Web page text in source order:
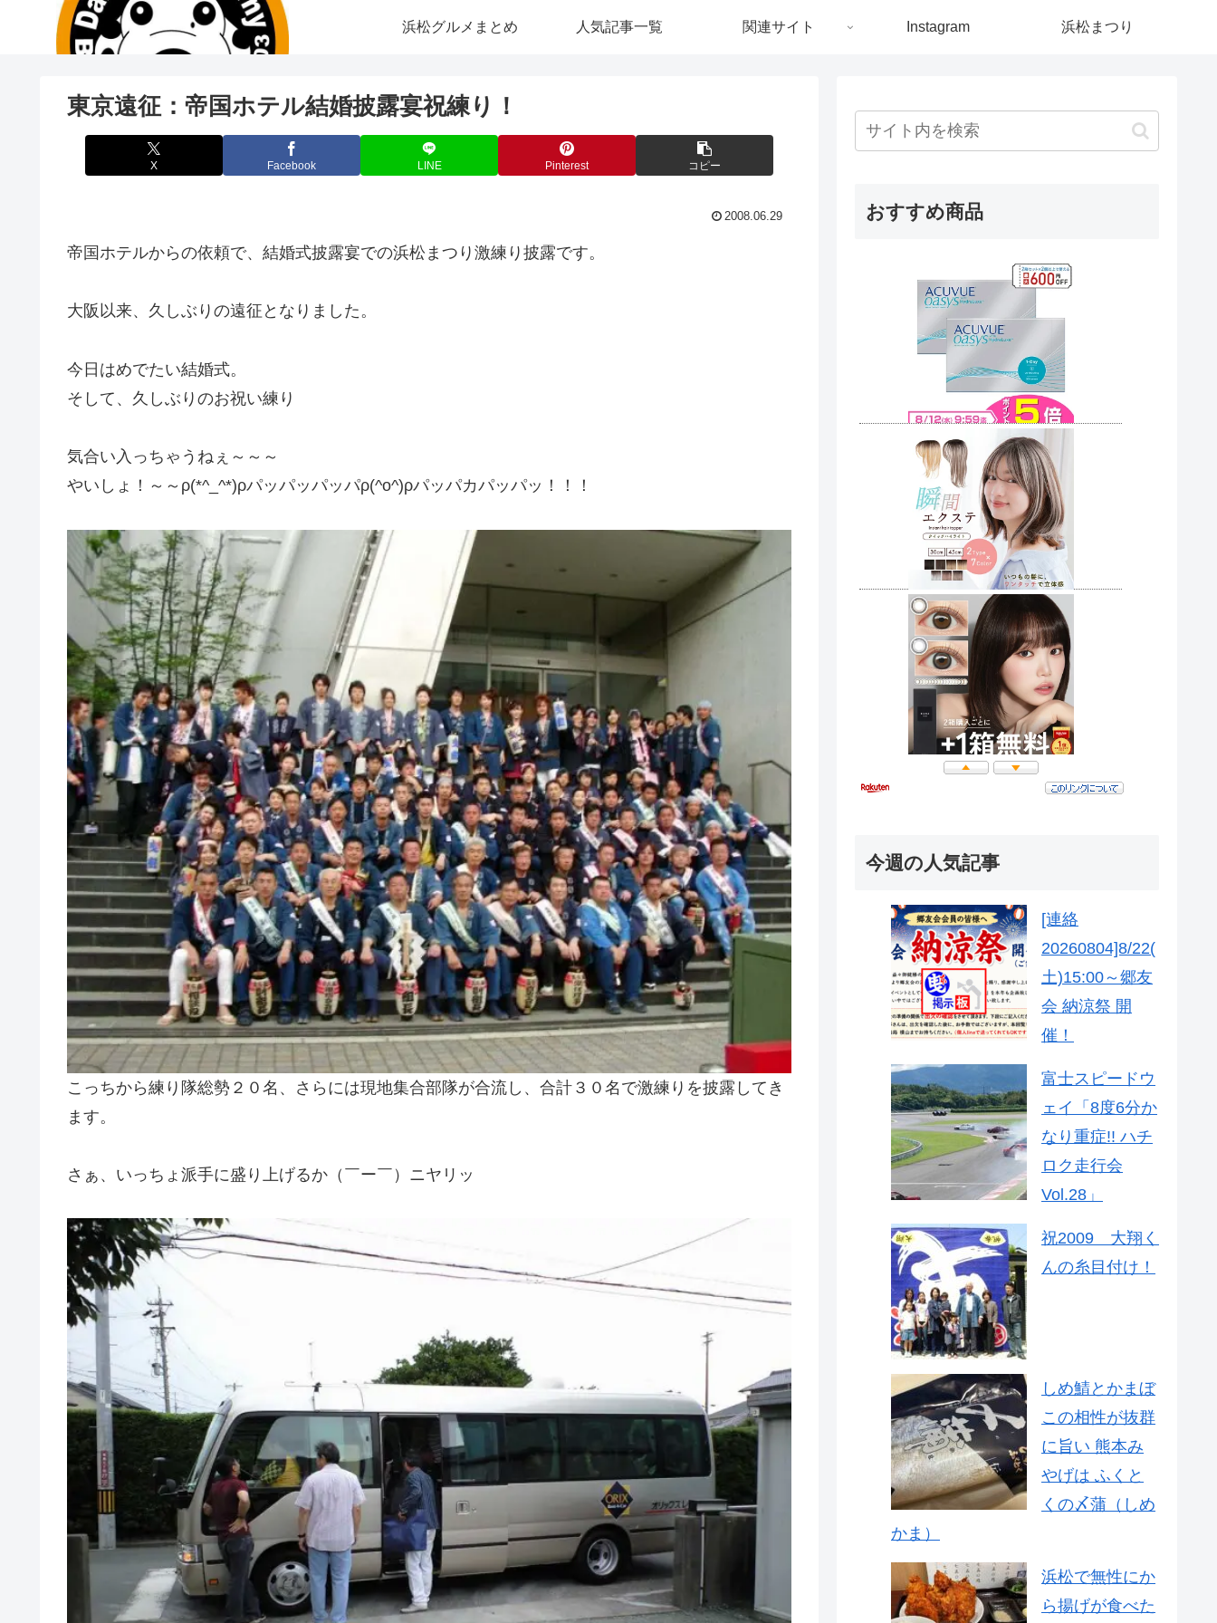
浜松グルメまとめ 人気記事一覧 関連サイト Instagram 浜松まつり
東京遠征：帝国ホテル結婚披露宴祝練り！
X Facebook LINE Pinterest コピー
2008.06.29
帝国ホテルからの依頼で、結婚式披露宴での浜松まつり激練り披露です。
大阪以来、久しぶりの遠征となりました。
今日はめでたい結婚式。
そして、久しぶりのお祝い練り
気合い入っちゃうねぇ～～～
やいしょ！～～ρ(*^_^*)ρパッパッパッパρ(^o^)ρパッパカパッパッ！！！
こっちから練り隊総勢２０名、さらには現地集合部隊が合流し、合計３０名で激練りを披露してき
ます。
さぁ、いっちょ派手に盛り上げるか（￣ー￣）ニヤリッ
おすすめ商品
今週の人気記事
[連絡
20260804]8/22(
土)15:00～郷友
会 納涼祭 開
催！
富士スピードウ
ェイ「8度6分か
なり重症!! ハチ
ロク走行会
Vol.28」
祝2009 大翔く
んの糸目付け！
しめ鯖とかまぼ
この相性が抜群
に旨い 熊本み
やげは ふくと
くの〆蒲（しめ
かま）
浜松で無性にか
ら揚げが食べた